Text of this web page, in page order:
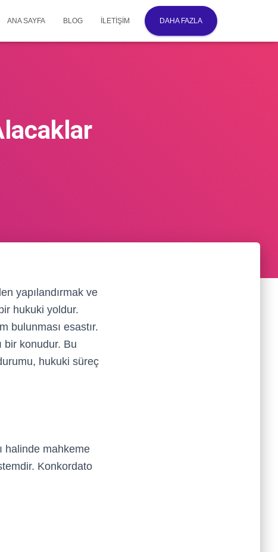
ANA SAYFA BLOG İLETIŞIM DAHA FAZLA
yapılandırmak ve
hukuki yoldur.
bulunması esastır.
bir konudur. Bu
hukuki süreç
halinde mahkeme
Konkordato